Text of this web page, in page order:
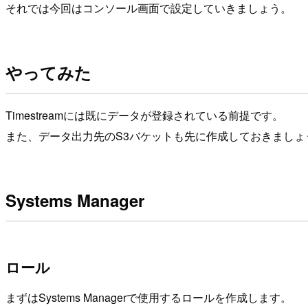
それでは今回はコンソール画面で設定していきましょう。
やってみた
Timestreamには既にデータが登録されている前提です。
また、データ出力先のS3バケットも先に作成しておきまし
Systems Manager
ロール
まずはSystems Managerで使用するロールを作成します。